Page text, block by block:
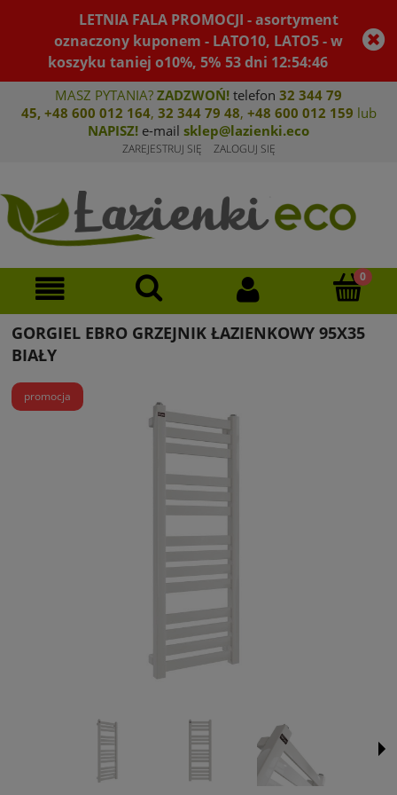
LETNIA FALA PROMOCJI - asortyment
oznaczony kuponem - LATO10, LATO5 - w
koszyku taniej o10%, 5% 53dni 12:54:46
MASZ PYTANIA? ZADZWOŃ! telefon 32 344 79
45, +48 600 012 164, 32 344 79 48, +48 600 012 159 lub
NAPISZ! e-mail sklep@lazienki.eco
ZAREJESTRUJ SIĘ ZALOGUJ SIĘ
GORGIEL EBRO GRZEJNIK ŁAZIENKOWY 95X35
BIAŁY
promocja